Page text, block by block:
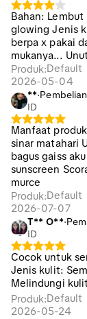
Bahan:
glowing Jenis
berpa x pakai
mukanya...
Produk:Default
2026-05-04
**·
ID
Manfaat
sinar matahari
bagus gaiss
sunscreen
murce
Produk:Default
2026-07-07
T** O**️·
ID
Cocok untuk
Jenis kulit:
Melindungi
Produk:Default
2026-05-24